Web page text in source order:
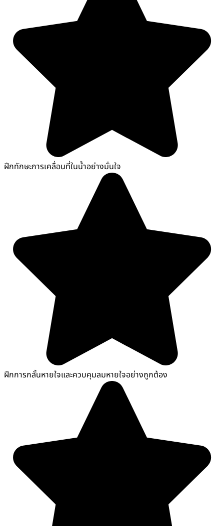
ฝึกทักษะการเคลื่อนที่ในน้ำอย่างมั่นใจ
ฝึกการกลั้นหายใจและควบคุมลมหายใจอย่างถูกต้อง